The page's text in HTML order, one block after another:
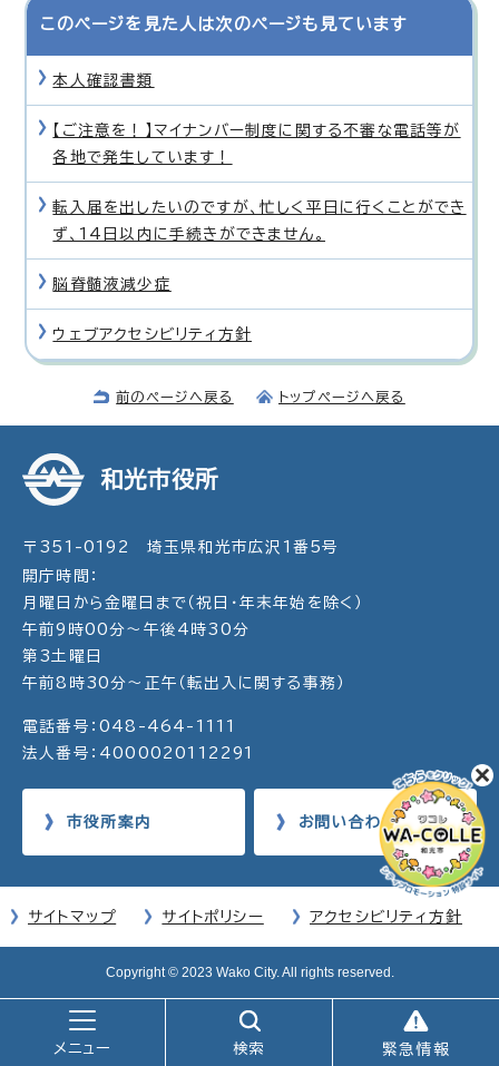
このページを見た人は次のページも見ています
本人確認書類
【ご注意を！】マイナンバー制度に関する不審な電話等が
各地で発生しています！
転入届を出したいのですが、忙しく平日に行くことができ
ず、14日以内に手続きができません。
脳脊髄液減少症
ウェブアクセシビリティ方針
前のページへ戻る トップページへ戻る
メニュー 検索 緊急情報
和光市役所
〒351-0192 埼玉県和光市広沢1番5号
開庁時間：
月曜日から金曜日まで（祝日・年末年始を除く）
午前9時00分～午後4時30分
第3土曜日
午前8時30分～正午（転出入に関する事務）
電話番号：048-464-1111
法人番号：4000020112291
市役所案内 お問い合わせ
サイトマップ サイトポリシー アクセシビリティ方針
Copyright © 2023 Wako City. All rights reserved.